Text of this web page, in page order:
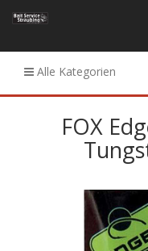
Alle Kategorien
FOX